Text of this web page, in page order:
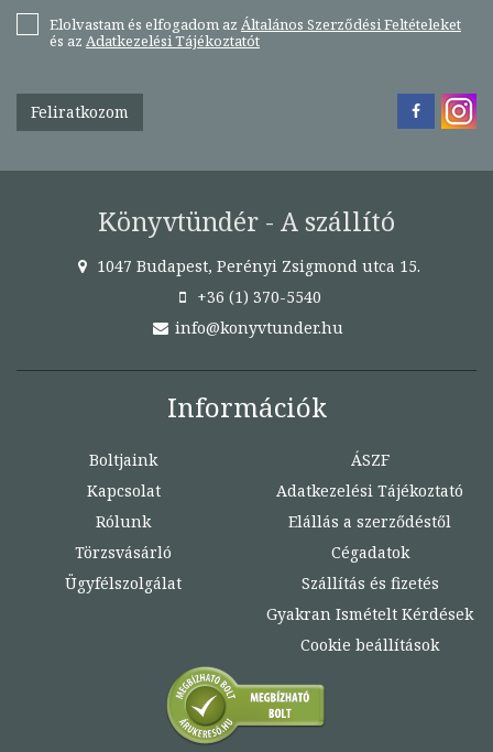
Elolvastam és elfogadom az Általános Szerződési Feltételeket
és az Adatkezelési Tájékoztatót
Feliratkozom
Könyvtündér - A szállító
1047 Budapest, Perényi Zsigmond utca 15.
+36 (1) 370-5540
info@konyvtunder.hu
Információk
Boltjaink
Kapcsolat
Rólunk
Törzsvásárló
Ügyfélszolgálat
ÁSZF
Adatkezelési Tájékoztató
Elállás a szerződéstől
Cégadatok
Szállítás és fizetés
Gyakran Ismételt Kérdések
Cookie beállítások